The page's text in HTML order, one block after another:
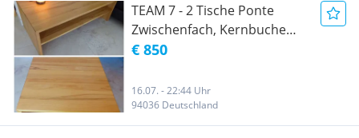
TEAM 7 - 2 Tische Ponte
Zwischenfach, Kernbuche
massiv Naturholz
€ 850
16.07. - 22:44 Uhr
94036 Deutschland